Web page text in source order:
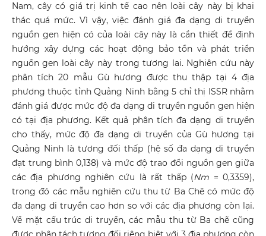
Nam, cây có giá trị kinh tế cao nên loài cây này bị khai
thác quá mức. Vì vậy, việc đánh giá đa dạng di truyền
nguồn gen hiện có của loài cây này là cần thiết để định
hướng xây dựng các hoạt động bảo tồn và phát triển
nguồn gen loài cây này trong tương lai. Nghiên cứu này
phân tích 20 mẫu Gù hương được thu thập tại 4 địa
phương thuộc tỉnh Quảng Ninh bằng 5 chỉ thị ISSR nhằm
đánh giá được mức độ đa dạng di truyền nguồn gen hiện
có tại địa phương. Kết quả phân tích đa dạng di truyền
cho thấy, mức độ đa dạng di truyền của Gù hương tại
Quảng Ninh là tương đối thấp (hệ số đa dạng di truyền
đạt trung bình 0,138) và mức độ trao đổi nguồn gen giữa
các địa phương nghiên cứu là rất thấp (Nm = 0,3359),
trong đó các mẫu nghiên cứu thu từ Ba Chẽ có mức độ
đa dạng di truyền cao hơn so với các địa phương còn lại.
Về mặt cấu trúc di truyền, các mẫu thu từ Ba chẽ cũng